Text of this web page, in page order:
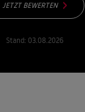
JETZT BEWERTEN
Stand: 03.08.2026